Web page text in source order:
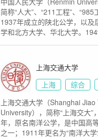
简称“人大”、“211工程”、
1937年成立的陕北公学，以及
学和北方大学、华北大学。
础合并组建的中国人民大学正
国创办的第一所新型正规大学
为以社会科学为主的综合大学
学；1960年，被确定为综合性
2017年入选国家“双一流”建设
7500亩。
上海交通大学
上海
综合
上海交通大学（Shanghai Jiao
University），简称“上海交大”
年，原名南洋公学，是中国高
之一；1911年更名为“南洋大